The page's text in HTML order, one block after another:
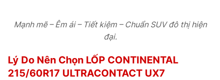
Mạnh mẽ – Êm ái – Tiết kiệm – Chuẩn SUV đô thị hiện
đại.
Lý Do Nên Chọn LỐP CONTINENTAL
215/60R17 ULTRACONTACT UX7